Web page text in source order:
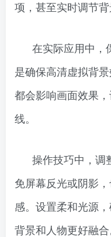
项，甚至实时调节背
在实际应用中，
是确保高清虚拟背
都会影响画面效果
线。
操作技巧中，调
免屏幕反光或阴影
感。设置柔和光源
背景和人物更好融合